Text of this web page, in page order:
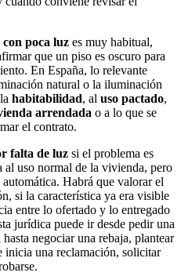
poca luz es muy habitual,
que un piso es oscuro para
En España, lo relevante
natural o la iluminación
habitabilidad, al uso pactado,
arrendada o a lo que se
el contrato.
falta de luz si el problema es
al uso normal de la vivienda, pero
Habrá que valorar el
si la característica ya era visible
entre lo ofertado y lo entregado
jurídica puede ir desde pedir una
negociar una rebaja, plantear
inicia una reclamación, solicitar